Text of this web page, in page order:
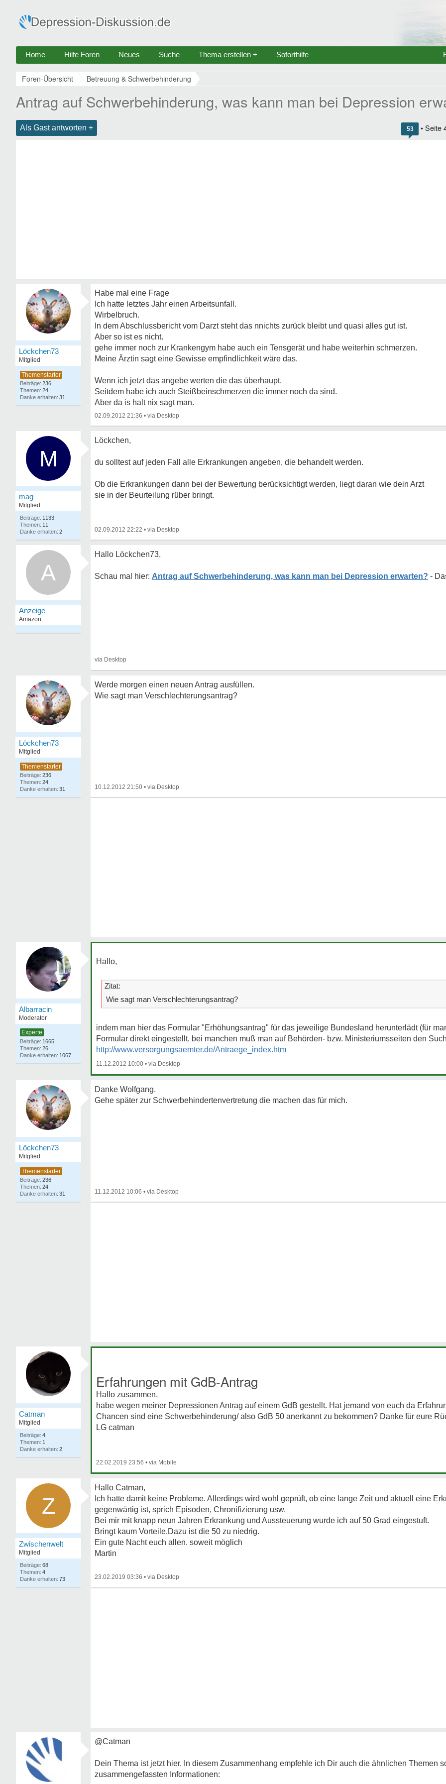
Home Hilfe Foren Neues Suche Thema erstellen + Soforthilfe
Foren-Übersicht Betreuung & Schwerbehinderung
Antrag auf Schwerbehinderung, was kann man bei Depression
Als Gast antworten + 53 • Seite
Löckchen73
Mitglied
236
24
31
Habe mal eine Frage
Ich hatte letztes Jahr einen Arbeitsunfall.
Wirbelbruch.
In dem Abschlussbericht vom Darzt steht das nnichts zurück bleibt und quasi alles gut ist.
Aber so ist es nicht.
gehe immer noch zur Krankengym habe auch ein Tensgerät und habe weiterhin schmerzen.
Meine Ärztin sagt eine Gewisse empfindlichkeit wäre das.
Wenn ich jetzt das angebe werten die das überhaupt.
Seitdem habe ich auch Steißbeinschmerzen die immer noch da sind.
Aber da is halt nix sagt man.
02.09.2012 21:36 •
M
mag
Mitglied
1133
11
2
Löckchen,
du solltest auf jeden Fall alle Erkrankungen angeben, die behandelt werden.
Ob die Erkrankungen dann bei der Bewertung berücksichtigt werden, liegt daran wie dein Arzt
sie in der Beurteilung rüber bringt.
02.09.2012 22:22 •
A
Hallo Löckchen73,
Antrag auf Schwerbehinderung, was kann man bei Depression erwarten?
Löckchen73
Mitglied
236
24
31
Werde morgen einen neuen Antrag ausfüllen.
Wie sagt man Verschlechterungsantrag?
10.12.2012 21:50 •
Albarracin
Moderator
Experte
1665
26
1067
Hallo,
Zitat:
Wie sagt man Verschlechterungsantrag?
indem man hier das Formular "Erhöhungsantrag" für das jeweilige Bundesland herunterlädt (für
Formular direkt eingestellt, bei manchen muß man auf Behörden- bzw. Ministeriumsseiten den
http://www.versorgungsaemter.de/Antraege_index.htm
11.12.2012 10:00 •
Löckchen73
Mitglied
236
24
31
Danke Wolfgang.
Gehe später zur Schwerbehindertenvertretung die machen das für mich.
11.12.2012 10:06 •
Catman
Mitglied
4
1
2
Erfahrungen mit GdB-Antrag
Hallo zusammen,
habe wegen meiner Depressionen Antrag auf einem GdB gestellt. Hat jemand von euch da
Chancen sind eine Schwerbehinderung/ also GdB 50 anerkannt zu bekommen? Danke für eure
LG catman
22.02.2019 23:56 •
Z
Zwischenwelt
Mitglied
68
4
73
Hallo Catman,
Ich hatte damit keine Probleme. Allerdings wird wohl geprüft, ob eine lange Zeit und aktuell eine
gegenwärtig ist, sprich Episoden, Chronifizierung usw.
Bei mir mit knapp neun Jahren Erkrankung und Aussteuerung wurde ich auf 50 Grad eingestuft.
Bringt kaum Vorteile.Dazu ist die 50 zu niedrig.
Ein gute Nacht euch allen. soweit möglich
Martin
23.02.2019 03:36 •
@Catman
Dein Thema ist jetzt hier. In diesem Zusammenhang empfehle ich Dir auch die ähnlichen Themen
zusammengefassten Informationen: